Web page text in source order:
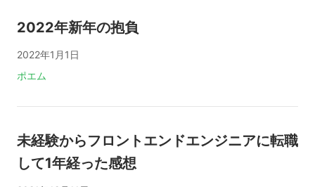
2022年新年の抱負
2022年1月1日
タグ:
ポエム
未経験からフロントエンドエンジニアに転職
して1年経った感想